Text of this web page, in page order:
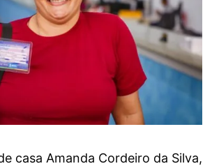
casa Amanda Cordeiro da Silva,